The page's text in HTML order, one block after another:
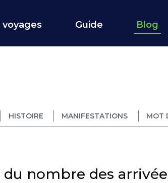
voyages Guide Blog
HISTOIRE MANIFESTATIONS MOT
du nombre des